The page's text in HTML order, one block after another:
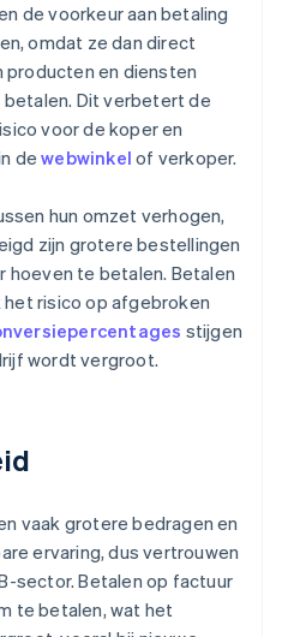
de voorkeur aan betaling
omdat ze dan direct
producten en diensten
Dit verbetert de
voor de koper en
dewebwinkel of verkoper.
hun omzet verhogen,
zijn grotere bestellingen
hoeven te betalen. Betalen
risico op afgebroken
stijgen
wordt vergroot.
vaak grotere bedragen en
ervaring, dus vertrouwen
sector. Betalen op factuur
te betalen, wat het